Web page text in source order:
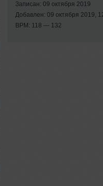
Записан: 09 октября 2019
Добавлен: 09 октября 2019,
BPM: 118 — 132